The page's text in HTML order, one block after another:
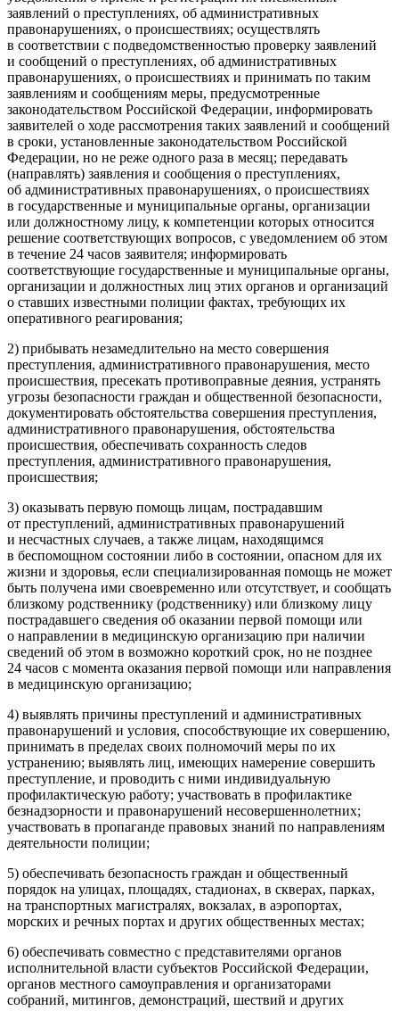
заявлений о преступлениях, об административных
правонарушениях, о происшествиях; осуществлять
в соответствии с подведомственностью проверку заявлений
и сообщений о преступлениях, об административных
правонарушениях, о происшествиях и принимать по таким
заявлениям и сообщениям меры, предусмотренные
законодательством Российской Федерации, информировать
заявителей о ходе рассмотрения таких заявлений и сообщений
в сроки, установленные законодательством Российской
Федерации, но не реже одного раза в месяц; передавать
(направлять) заявления и сообщения о преступлениях,
об административных правонарушениях, о происшествиях
в государственные и муниципальные органы, организации
или должностному лицу, к компетенции которых относится
решение соответствующих вопросов, с уведомлением об этом
в течение 24 часов заявителя; информировать
соответствующие государственные и муниципальные органы,
организации и должностных лиц этих органов и организаций
о ставших известными полиции фактах, требующих их
оперативного реагирования;
2) прибывать незамедлительно на место совершения
преступления, административного правонарушения, место
происшествия, пресекать противоправные деяния, устранять
угрозы безопасности граждан и общественной безопасности,
документировать обстоятельства совершения преступления,
административного правонарушения, обстоятельства
происшествия, обеспечивать сохранность следов
преступления, административного правонарушения,
происшествия;
3) оказывать первую помощь лицам, пострадавшим
от преступлений, административных правонарушений
и несчастных случаев, а также лицам, находящимся
в беспомощном состоянии либо в состоянии, опасном для их
жизни и здоровья, если специализированная помощь не может
быть получена ими своевременно или отсутствует, и сообщать
близкому родственнику (родственнику) или близкому лицу
пострадавшего сведения об оказании первой помощи или
о направлении в медицинскую организацию при наличии
сведений об этом в возможно короткий срок, но не позднее
24 часов с момента оказания первой помощи или направления
в медицинскую организацию;
4) выявлять причины преступлений и административных
правонарушений и условия, способствующие их совершению,
принимать в пределах своих полномочий меры по их
устранению; выявлять лиц, имеющих намерение совершить
преступление, и проводить с ними индивидуальную
профилактическую работу; участвовать в профилактике
безнадзорности и правонарушений несовершеннолетних;
участвовать в пропаганде правовых знаний по направлениям
деятельности полиции;
5) обеспечивать безопасность граждан и общественный
порядок на улицах, площадях, стадионах, в скверах, парках,
на транспортных магистралях, вокзалах, в аэропортах,
морских и речных портах и других общественных местах;
6) обеспечивать совместно с представителями органов
исполнительной власти субъектов Российской Федерации,
органов местного самоуправления и организаторами
собраний, митингов, демонстраций, шествий и других